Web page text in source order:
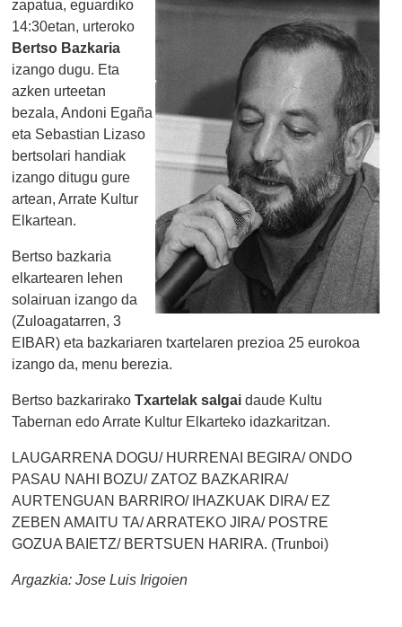
zapatua, eguardiko
14:30etan, urteroko
Bertso Bazkaria
izango dugu. Eta
azken urteetan
bezala, Andoni Egaña
eta Sebastian Lizaso
bertsolari handiak
izango ditugu gure
artean, Arrate Kultur
Elkartean.
Bertso bazkaria
elkartearen lehen
solairuan izango da
(Zuloagatarren, 3
EIBAR) eta bazkariaren txartelaren prezioa 25 eurokoa
izango da, menu berezia.
Bertso bazkarirakoTxartelak salgai daude Kultu
Tabernan edo Arrate Kultur Elkarteko idazkaritzan.
LAUGARRENA DOGU/ HURRENAI BEGIRA/ ONDO
PASAU NAHI BOZU/ ZATOZ BAZKARIRA/
AURTENGUAN BARRIRO/ IHAZKUAK DIRA/ EZ
ZEBEN AMAITU TA/ ARRATEKO JIRA/ POSTRE
GOZUA BAIETZ/ BERTSUEN HARIRA. (Trunboi)
Argazkia: Jose Luis Irigoien